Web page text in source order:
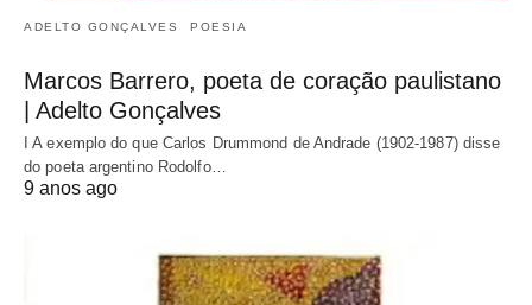
ADELTO GONÇALVES POESIA
Marcos Barrero, poeta de coração paulistano
| Adelto Gonçalves
I A exemplo do que Carlos Drummond de Andrade (1902-1987) disse
do poeta argentino Rodolfo…
9 anos ago